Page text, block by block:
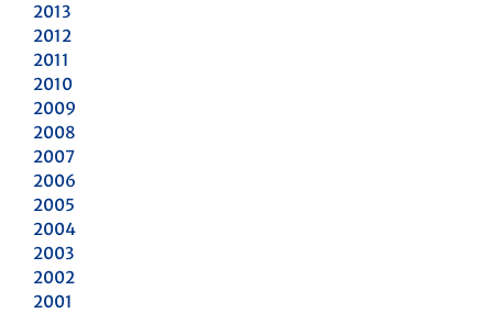
2013
2012
2011
2010
2009
2008
2007
2006
2005
2004
2003
2002
2001